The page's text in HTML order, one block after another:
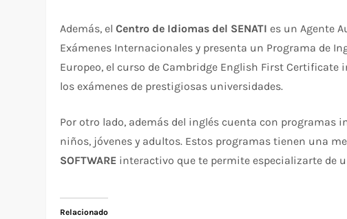
Además, elCentro de Idiomas del SENATI es un Agente
Exámenes Internacionales y presenta un Programa de
Europeo, el curso de Cambridge English First Certificate
los exámenes de prestigiosas universidades.
Por otro lado, además del inglés cuenta con programas
niños, jóvenes y adultos. Estos programas tienen una
SOFTWARE interactivo que te permite especializarte de
Relacionado